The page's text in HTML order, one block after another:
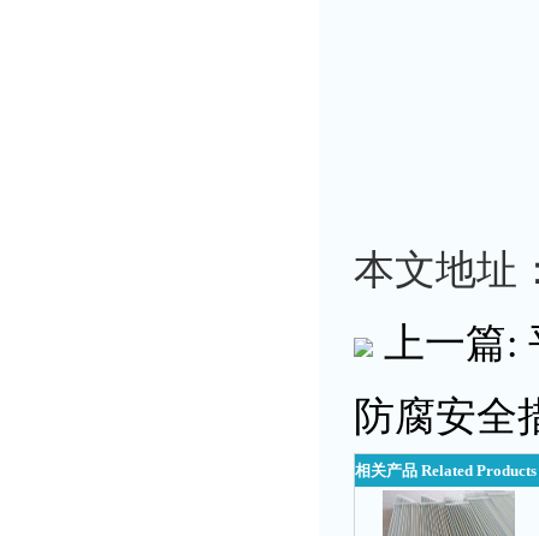
本文地址
上一篇
防腐安全
相关产品 Related Products